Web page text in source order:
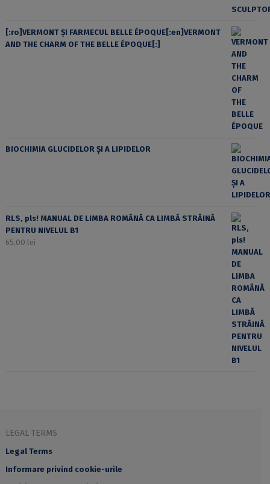
[:ro]VERMONT ȘI FARMECUL BELLE ÉPOQUE[:en]VERMONT
AND THE CHARM OF THE BELLE ÉPOQUE[:]
BIOCHIMIA GLUCIDELOR ȘI A LIPIDELOR
RLS, pls! MANUAL DE LIMBA ROMÂNĂ CA LIMBĂ STRĂINĂ
PENTRU NIVELUL B1
65,00 lei
LEGAL TERMS
Legal Terms
Informare privind cookie-urile